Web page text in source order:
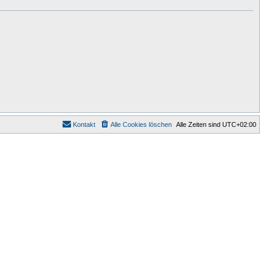
Alle Zeiten sind UTC+02:00
Alle Cookies löschen
Kontakt